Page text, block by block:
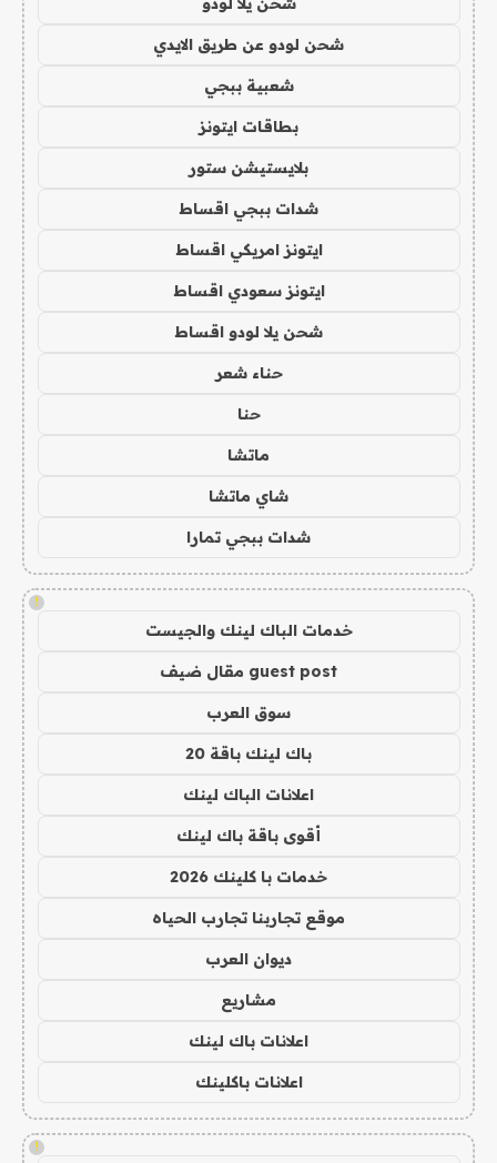
شحن لودو عن طريق الايدي
شعبية ببجي
بطاقات ايتونز
بلايستيشن ستور
شدات ببجي اقساط
ايتونز امريكي اقساط
ايتونز سعودي اقساط
شحن يلا لودو اقساط
حناء شعر
حنا
ماتشا
شاي ماتشا
شدات ببجي تمارا
!
خدمات الباك لينك والجيست
guest post مقال ضيف
سوق العرب
باك لينك باقة 20
اعلانات الباك لينك
أقوى باقة باك لينك
خدمات با كلينك 2026
موقع تجاربنا تجارب الحياه
ديوان العرب
مشاريع
اعلانات باك لينك
اعلانات باكلينك
!